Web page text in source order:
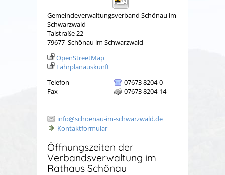
Gemeindeverwaltungsverband Schönau im
Schwarzwald
Talstraße 22
79677 Schönau im Schwarzwald
OpenStreetMap
Fahrplanauskunft
Telefon
07673 8204-0
Fax
07673 8204-14
info@schoenau-im-schwarzwald.de
Kontaktformular
Öffnungszeiten der
Verbandsverwaltung im
Rathaus Schönau